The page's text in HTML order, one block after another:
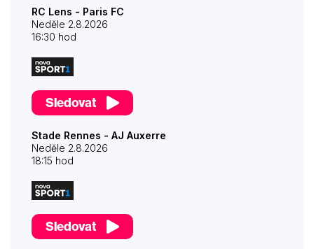
RC Lens - Paris FC
Neděle 2.8.2026
16:30 hod
Sledovat
Stade Rennes - AJ Auxerre
Neděle 2.8.2026
18:15 hod
Sledovat